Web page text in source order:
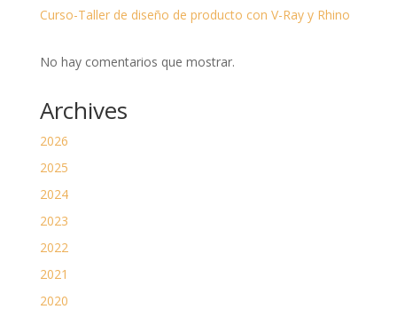
Curso-Taller de diseño de producto con V-Ray y Rhino
No hay comentarios que mostrar.
Archives
2026
2025
2024
2023
2022
2021
2020